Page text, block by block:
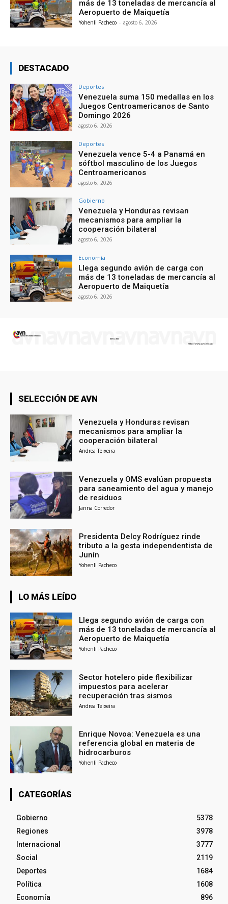
más de 13 toneladas de mercancía al
Aeropuerto de Maiquetía
Yohenli Pacheco - agosto 6, 2026
DESTACADO
Deportes
Venezuela suma 150 medallas en los
Juegos Centroamericanos de Santo
Domingo 2026
agosto 6, 2026
Deportes
Venezuela vence 5-4 a Panamá en
sóftbol masculino de los Juegos
Centroamericanos
agosto 6, 2026
Gobierno
Venezuela y Honduras revisan
mecanismos para ampliar la
cooperación bilateral
agosto 6, 2026
Economía
Llega segundo avión de carga con
más de 13 toneladas de mercancía al
Aeropuerto de Maiquetía
agosto 6, 2026
SELECCIÓN DE AVN
Venezuela y Honduras revisan
mecanismos para ampliar la
cooperación bilateral
Andrea Teixeira
Venezuela y OMS evalúan propuesta
para saneamiento del agua y manejo
de residuos
Janna Corredor
Presidenta Delcy Rodríguez rinde
tributo a la gesta independentista de
Junín
Yohenli Pacheco
LO MÁS LEÍDO
Llega segundo avión de carga con
más de 13 toneladas de mercancía al
Aeropuerto de Maiquetía
Yohenli Pacheco
Sector hotelero pide flexibilizar
impuestos para acelerar
recuperación tras sismos
Andrea Teixeira
Enrique Novoa: Venezuela es una
referencia global en materia de
hidrocarburos
Yohenli Pacheco
CATEGORÍAS
Gobierno
5378
Regiones
3978
Internacional
3777
Social
2119
Deportes
1684
Política
1608
Economía
896